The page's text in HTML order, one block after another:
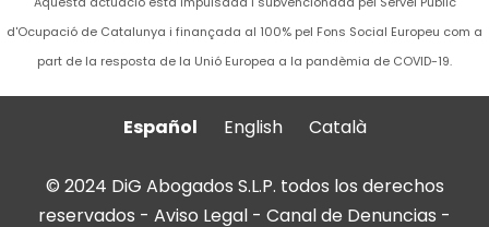
d'Ocupació de Catalunya i finançada al 100% pel Fons Social Europeu com a
part de la resposta de la Unió Europea a la pandèmia de COVID-19.
Español English Català
© 2024 DiG Abogados S.L.P. todos los derechos
reservados - Aviso Legal - Canal de Denuncias -